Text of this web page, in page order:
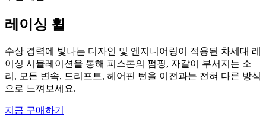
레이싱 휠
수상 경력에 빛나는 디자인 및 엔지니어링이 적용된 차세대 레
이싱 시뮬레이션을 통해 피스톤의 펌핑, 자갈이 부서지는 소
리, 모든 변속, 드리프트, 헤어핀 턴을 이전과는 전혀 다른 방식
으로 느껴보세요.
지금 구매하기